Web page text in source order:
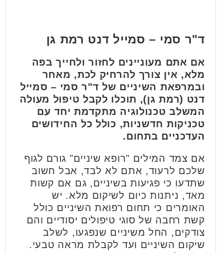
ד"ר סמי – סמייל דנט רמת גן
אם אתם מעוניינים לחזור ולחייך בפה
מלא, אין צורך להרחיק לכת, מאחר
ובמרפאת השיניים של ד"ר סמי – סמייל
דנט (רמת גן), תוכלו לקבל טיפול מעולה
המשלב טכנולוגיה מתקדמת יחד עם
טכניקות חדשניות, כולל כל החידושים
העדכניים בתחום.
אם צמד המילים "רופא שיניים" גורם לגוף
שלכם לרעוד, אתם לא לבד, אבל חשוב
שתדעו כי פגיעות בשיניים, גם אם קשות
מאד, ניתנות כיום לשיקום מלא. יש
האומרים כי תחום רפואת השיניים כולל
קשת רחבה של סוגי טיפולים יסודיים והם
צודקים, החל משיניים שנפגעו, לשלב
שיקום השיניים ועד לקבלת מראה טבעי.